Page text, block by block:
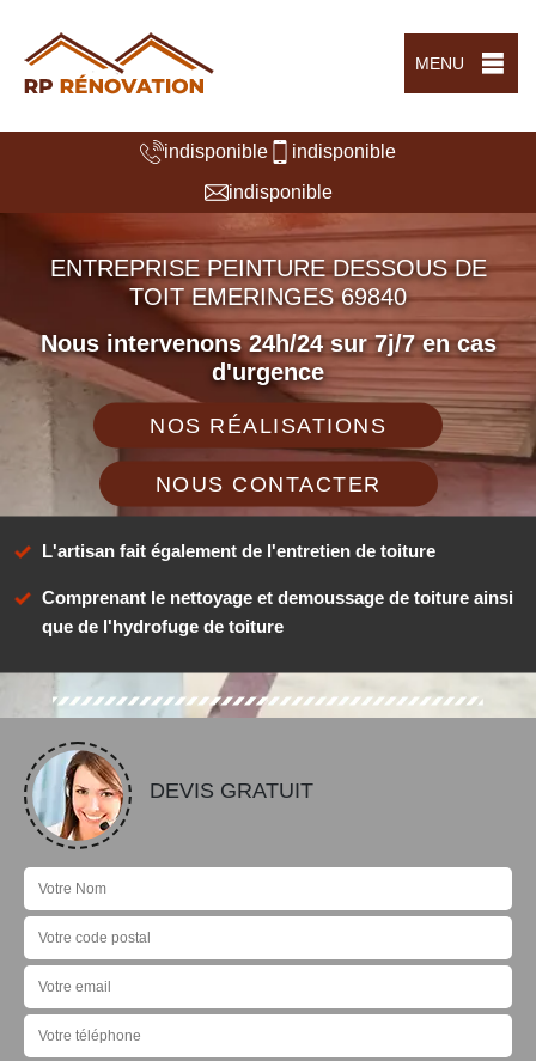
MENU
indisponible
indisponible
indisponible
ENTREPRISE PEINTURE DESSOUS DE
TOIT EMERINGES 69840
Nous intervenons 24h/24 sur 7j/7 en cas
d'urgence
NOS RÉALISATIONS
NOUS CONTACTER
L'artisan fait également de l'entretien de toiture
Comprenant le nettoyage et demoussage de toiture ainsi
que de l'hydrofuge de toiture
DEVIS GRATUIT